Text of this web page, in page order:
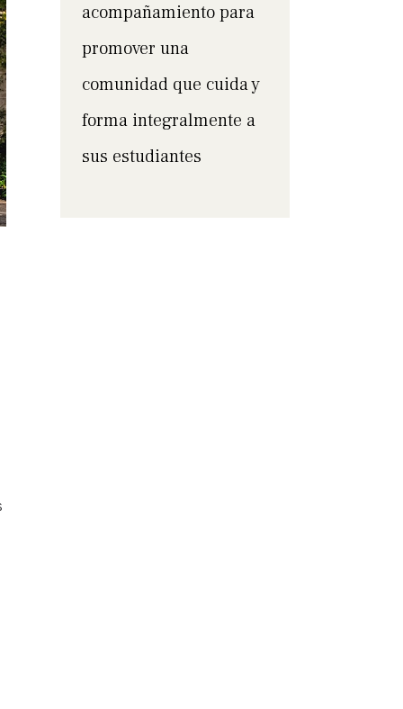
acompañamiento para
promover una
comunidad que cuida y
forma integralmente a
sus estudiantes